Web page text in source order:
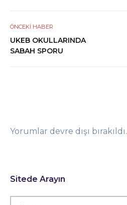
ÖNCEKI HABER
UKEB OKULLARINDA
SABAH SPORU
Yorumlar devre dışı bırakıldı.
Sitede Arayın